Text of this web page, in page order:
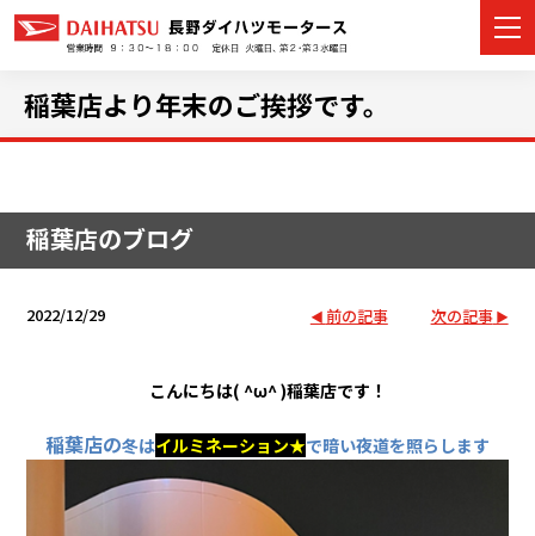
店舗情報
稲葉店より年末のご挨拶です。
稲葉店のブログ
2022/12/29 前の記事 次の記事
こんにちは( ^ω^ )稲葉店です！
稲葉店の冬はイルミネーション★で暗い夜道を照らします